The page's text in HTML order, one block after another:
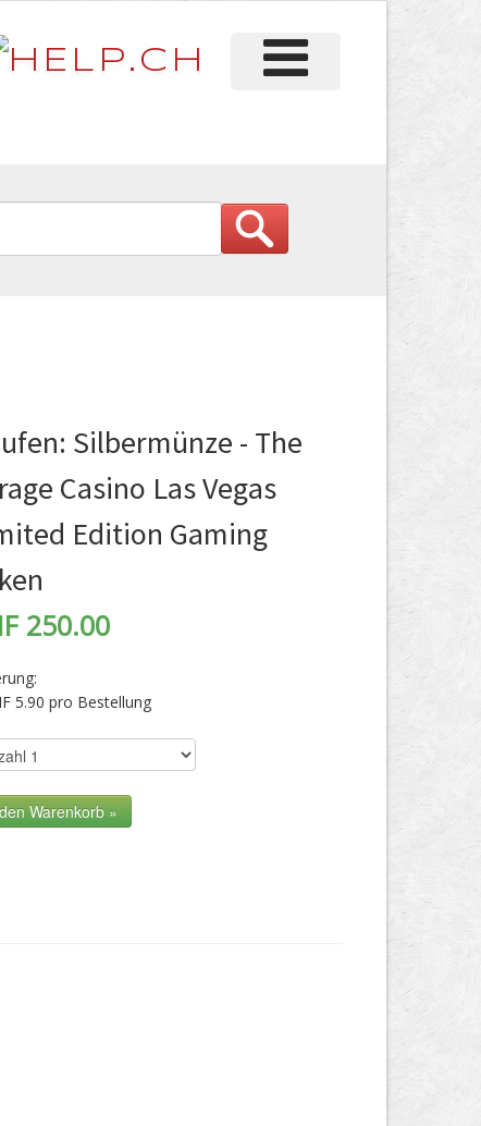
Silbermünze - The
Casino Las Vegas
Edition Gaming
250.00
5.90 pro Bestellung